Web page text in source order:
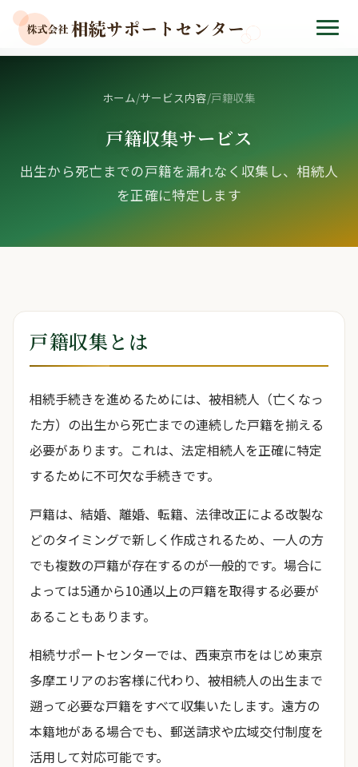
ホーム/サービス内容/戸籍収集
戸籍収集サービス
出生から死亡までの戸籍を漏れなく収集し、相続人
を正確に特定します
戸籍収集とは
相続手続きを進めるためには、被相続人（亡くなっ
た方）の出生から死亡までの連続した戸籍を揃える
必要があります。これは、法定相続人を正確に特定
するために不可欠な手続きです。
戸籍は、結婚、離婚、転籍、法律改正による改製な
どのタイミングで新しく作成されるため、一人の方
でも複数の戸籍が存在するのが一般的です。場合に
よっては5通から10通以上の戸籍を取得する必要が
あることもあります。
相続サポートセンターでは、西東京市をはじめ東京
多摩エリアのお客様に代わり、被相続人の出生まで
遡って必要な戸籍をすべて収集いたします。遠方の
本籍地がある場合でも、郵送請求や広域交付制度を
活用して対応可能です。